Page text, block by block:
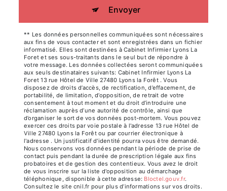
Envoyer
** Les données personnelles communiquées sont nécessaires
aux fins de vous contacter et sont enregistrées dans un fichier
informatisé. Elles sont destinées à Cabinet Infirmier Lyons La
Foret et ses sous-traitants dans le seul but de répondre à
votre message. Les données collectées seront communiquées
aux seuls destinataires suivants: Cabinet Infirmier Lyons La
Foret 13 rue Hôtel de Ville 27480 Lyons la Forêt . Vous
disposez de droits d’accès, de rectification, d’effacement, de
portabilité, de limitation, d’opposition, de retrait de votre
consentement à tout moment et du droit d’introduire une
réclamation auprès d’une autorité de contrôle, ainsi que
d’organiser le sort de vos données post-mortem. Vous pouvez
exercer ces droits par voie postale à l'adresse 13 rue Hôtel de
Ville 27480 Lyons la Forêt ou par courrier électronique à
l'adresse . Un justificatif d'identité pourra vous être demandé.
Nous conservons vos données pendant la période de prise de
contact puis pendant la durée de prescription légale aux fins
probatoires et de gestion des contentieux. Vous avez le droit
de vous inscrire sur la liste d'opposition au démarchage
téléphonique, disponible à cette adresse:
Bloctel.gouv.fr.
Consultez le site cnil.fr pour plus d’informations sur vos droits.